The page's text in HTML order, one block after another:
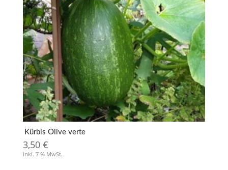
Kürbis Olive verte
3,50 €
inkl. 7 % MwSt.